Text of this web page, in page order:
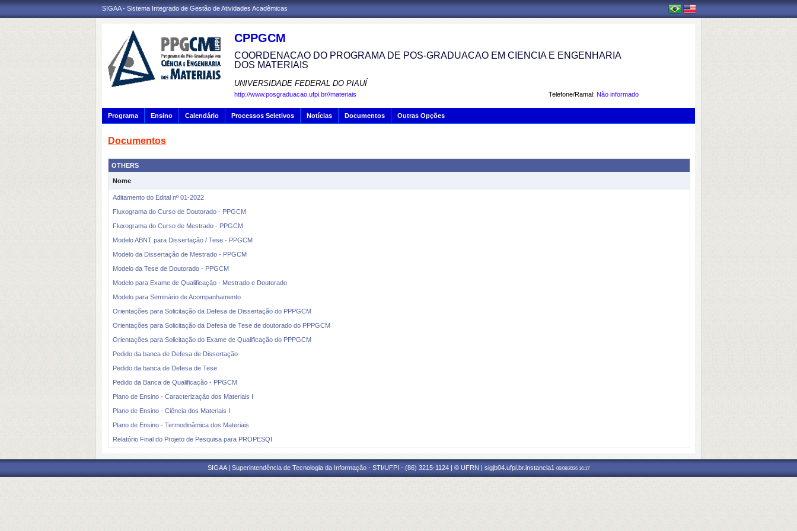
SIGAA - Sistema Integrado de Gestão de Atividades Acadêmicas
CPPGCM
COORDENACAO DO PROGRAMA DE POS-GRADUACAO EM CIENCIA E ENGENHARIA
DOS MATERIAIS
UNIVERSIDADE FEDERAL DO PIAUÍ
Telefone/Ramal: Não informado
http://www.posgraduacao.ufpi.br//materiais
Programa Ensino Calendário Processos Seletivos Notícias Documentos Outras Opções
Documentos
OTHERS
Nome
Aditamento do Edital nº 01-2022
Fluxograma do Curso de Doutorado - PPGCM
Fluxograma do Curso de Mestrado - PPGCM
Modelo ABNT para Dissertação / Tese - PPGCM
Modelo da Dissertação de Mestrado - PPGCM
Modelo da Tese de Doutorado - PPGCM
Modelo para Exame de Qualificação - Mestrado e Doutorado
Modelo para Seminário de Acompanhamento
Orientações para Solicitação da Defesa de Dissertação do PPPGCM
Orientações para Solicitação da Defesa de Tese de doutorado do PPPGCM
Orientações para Solicitação do Exame de Qualificação do PPPGCM
Pedido da banca de Defesa de Dissertação
Pedido da banca de Defesa de Tese
Pedido da Banca de Qualificação - PPGCM
Plano de Ensino - Caracterização dos Materiais I
Plano de Ensino - Ciência dos Materiais I
Plano de Ensino - Termodinâmica dos Materiais
Relatório Final do Projeto de Pesquisa para PROPESQI
SIGAA | Superintendência de Tecnologia da Informação - STI/UFPI - (86) 3215-1124 | © UFRN | sigjb04.ufpi.br.instancia1 06/08/2026 16:17